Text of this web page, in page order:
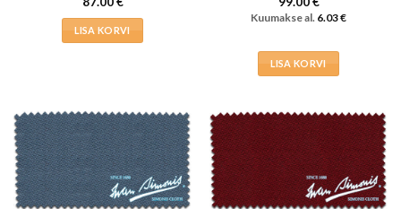
LISA KORVI
Kuumakse al. 6.03€
LISA KORVI